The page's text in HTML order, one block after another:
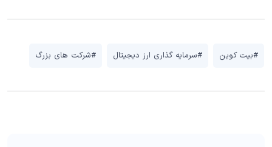
#بیت کوین #سرمایه گذاری ارز دیجیتال #شرکت های بزرگ